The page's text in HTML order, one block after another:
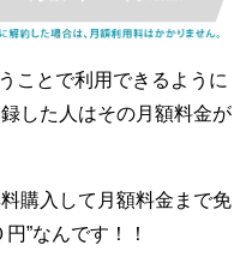
ことで利用できるように
した人はその月額料金が
購入して月額料金まで免
”なんです！！